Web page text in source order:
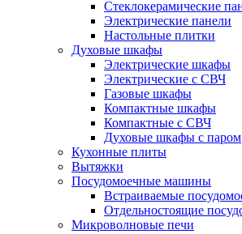
Стеклокерамические
Электрические панели
Настольные плитки
Духовые шкафы
Электрические шкафы
Электрические с СВЧ
Газовые шкафы
Компактные шкафы
Компактные с СВЧ
Духовые шкафы с паром
Кухонные плиты
Вытяжки
Посудомоечные машины
Встраиваемые
Отдельностоящие
Микроволновые печи